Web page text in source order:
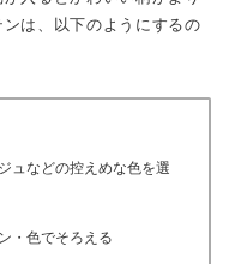
は、以下のようにするの
ュなどの控えめな色を選
・色でそろえる